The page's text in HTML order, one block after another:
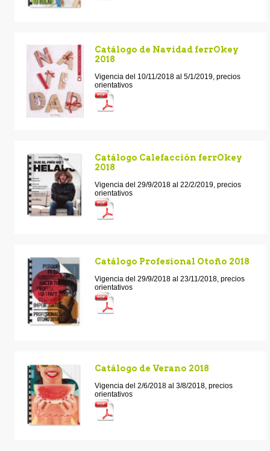
Catálogo de Navidad ferrOkey
2018
Vigencia del 10/11/2018 al 5/1/2019, precios
orientativos
Catálogo Calefacción ferrOkey
2018
Vigencia del 29/9/2018 al 22/2/2019, precios
orientativos
Catálogo Profesional Otoño 2018
Vigencia del 29/9/2018 al 23/11/2018, precios
orientativos
Catálogo de Verano 2018
Vigencia del 2/6/2018 al 3/8/2018, precios
orientativos